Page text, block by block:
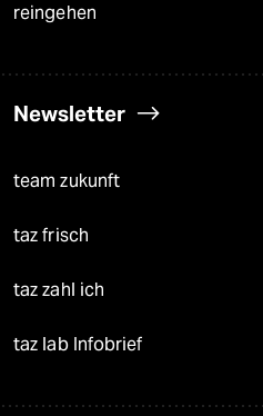
reingehen
Newsletter
team zukunft
taz frisch
taz zahl ich
taz lab Infobrief